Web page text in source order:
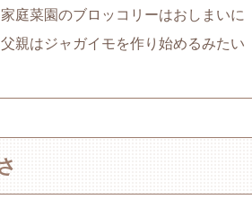
家庭菜園のブロッコリーはおしまいに
父親はジャガイモを作り始めるみたい